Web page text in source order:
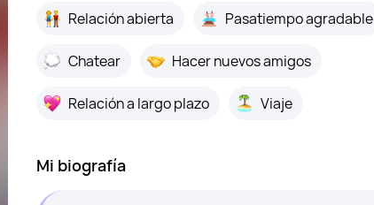
Inicia sesión para ver esta foto
Entrar
Relación abierta Pasatiempo agradable
Chatear Hacer nuevos amigos
Relación a largo plazo Viaje
Mi biografía